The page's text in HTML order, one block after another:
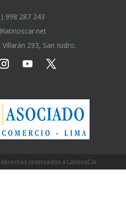
998 287 243
Villarán 293, San Isidro.
reservados a LatinosCar